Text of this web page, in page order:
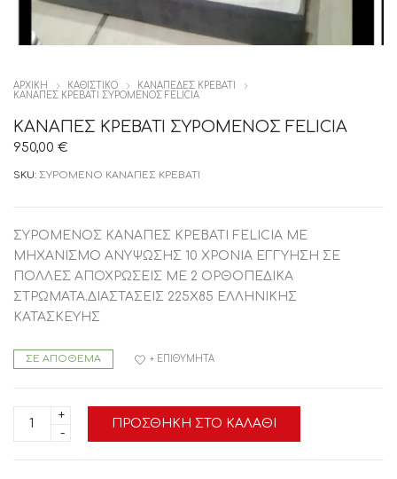
ΑΡΧΙΚΉ ΚΑΘΙΣΤΙΚΟ
ΚΑΝΑΠΕΔΕΣ ΚΡΕΒΑΤΙ
ΚΑΝΑΠΕΣ ΚΡΕΒΑΤΙ ΣΥΡΟΜΕΝΟΣ FELICIA
ΚΑΝΑΠΕΣ ΚΡΕΒΑΤΙ ΣΥΡΟΜΕΝΟΣ FELICIA
950,00 €
SKU: ΣΥΡΟΜΕΝΟ ΚΑΝΑΠΕΣ ΚΡΕΒΑΤΙ
ΣΥΡΟΜΕΝΟΣ ΚΑΝΑΠΕΣ ΚΡΕΒΑΤΙ FELICIA ME
ΜΗΧΑΝΙΣΜΟ ΑΝΥΨΩΣΗΣ 10 ΧΡΟΝΙΑ ΕΓΓΥΗΣΗ ΣΕ
ΠΟΛΛΕΣ ΑΠΟΧΡΩΣΕΙΣ ΜΕ 2 ΟΡΘΟΠΕΔΙΚΑ
ΣΤΡΩΜΑΤΑ.ΔΙΑΣΤΑΣΕΙΣ 225Χ85 ΕΛΛΗΝΙΚΗΣ
ΚΑΤΑΣΚΕΥΗΣ
ΣΕ ΑΠΌΘΕΜΑ
ΚΑΝΑΠΕΣ
ΚΡΕΒΑΤΙ
ΣΥΡΟΜΕΝΟΣ
ΠΡΟΣΘΉΚΗ ΣΤΟ ΚΑΛΆΘΙ
+ ΕΠΙΘΥΜΗΤΆ